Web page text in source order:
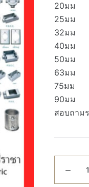
20มม
25มม
32มม
40มม
50มม
63มม
75มม
90มม
สอบถาม
EMT